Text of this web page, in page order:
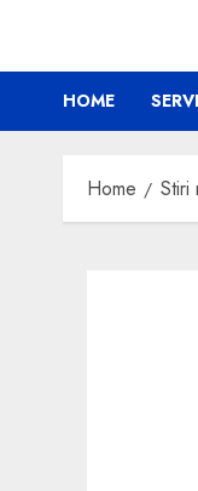
HOME
Home Stiri